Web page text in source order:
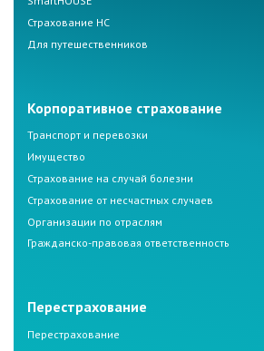
Страхование НС
Для путешественников
Корпоративное страхование
Транспорт и перевозки
Имущество
Страхование на случай болезни
Страхование от несчастных случаев
Организации по отраслям
Гражданско-правовая ответственность
Перестрахование
Перестрахование